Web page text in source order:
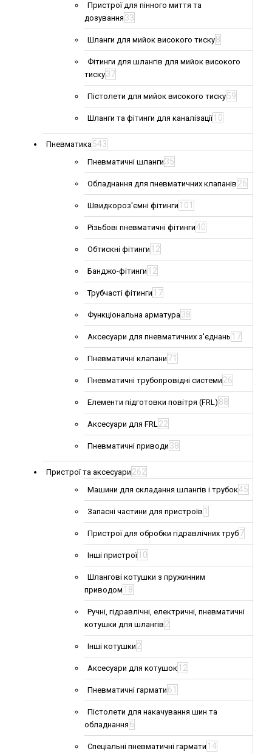
Пристрої для пінного миття та
дозування 33
Шланги для мийок високого тиску8
Фітинги для шлангів для мийок високого
тиску37
Пістолети для мийок високого тиску59
Шланги та фітинги для каналізації 10
Пневматика543
Пневматичні шланги 35
Обладнання для пневматичних клапанів 26
Швидкороз'ємні фітинги 101
Різьбові пневматичні фітинги40
Обтискні фітинги 12
Банджо-фітинги 12
Трубчасті фітинги 17
Функціональна арматура38
Аксесуари для пневматичних з'єднань 17
Пневматичні клапани 71
Пневматичні трубопровідні системи 26
Елементи підготовки повітря (FRL) 88
Аксесуари для FRL22
Пневматичні приводи 38
Пристрої та аксесуари 262
Машини для складання шлангів і трубок45
Запасні частини для пристроїв 1
Пристрої для обробки гідравлічних труб7
Інші пристрої 10
Шлангові котушки з пружинним
приводом 18
Ручні, гідравлічні, електричні, пневматичні
котушки для шлангів 2
Інші котушки 2
Аксесуари для котушок 12
Пневматичні гармати 61
Пістолети для накачування шин та
обладнання 6
Спеціальні пневматичні гармати 14